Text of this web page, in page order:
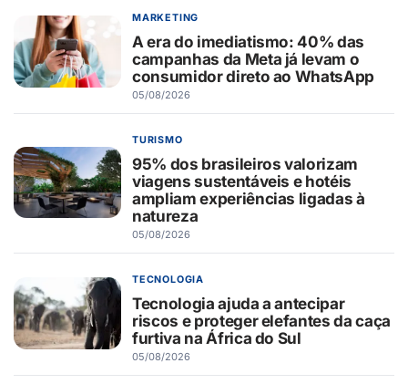
MARKETING
A era do imediatismo: 40% das
campanhas da Meta já levam o
consumidor direto ao WhatsApp
05/08/2026
TURISMO
95% dos brasileiros valorizam
viagens sustentáveis e hotéis
ampliam experiências ligadas à
natureza
05/08/2026
TECNOLOGIA
Tecnologia ajuda a antecipar
riscos e proteger elefantes da caça
furtiva na África do Sul
05/08/2026